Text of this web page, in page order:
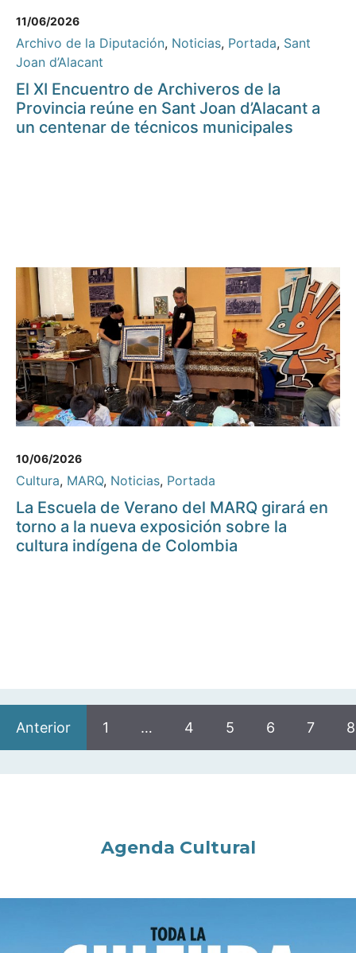
11/06/2026
Archivo de la Diputación, Noticias, Portada, Sant
Joan d’Alacant
El XI Encuentro de Archiveros de la
Provincia reúne en Sant Joan d’Alacant a
un centenar de técnicos municipales
10/06/2026
Cultura, MARQ, Noticias, Portada
La Escuela de Verano del MARQ girará en
torno a la nueva exposición sobre la
cultura indígena de Colombia
Anterior 1 … 4 5 6 7 8
Agenda Cultural